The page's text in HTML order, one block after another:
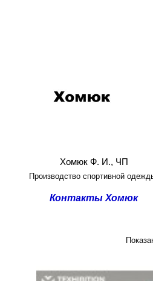
Хомюк Ф. И., ЧП
Производство спортивной
Контакты Хомюк